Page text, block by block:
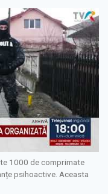
1000 de comprimate
psihoactive. Aceasta